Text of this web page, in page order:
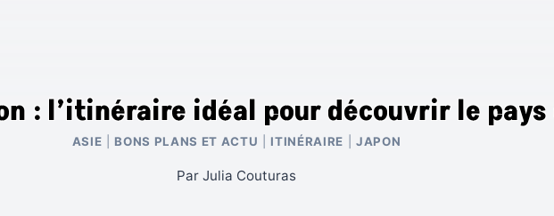
: l’itinéraire idéal pour découvrir le
ASIE BONS PLANS ET ACTU ITINÉRAIRE JAPON
Par Julia Couturas